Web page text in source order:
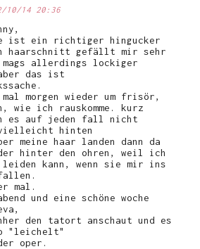
10/14 20:36
ist ein richtiger hingucker
haarschnitt gefällt mir sehr
allerdings lockiger
das ist
morgen wieder um frisör,
wie ich rauskomme. kurz
es auf jeden fall nicht
vielleicht hinten
meine haar landen dann da
hinter den ohren, weil ich
kann, wenn sie mir ins
mal.
und eine schöne woche
den tatort anschaut und es
"leichelt"
oper.